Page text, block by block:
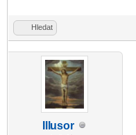
Hledat
Illusor